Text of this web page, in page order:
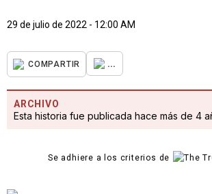
29 de julio de 2022 - 12:00 AM
COMPARTIR ...
ARCHIVO
Esta historia fue publicada hace más de 4
Se adhiere a los criterios de